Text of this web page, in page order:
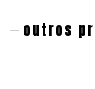
outros